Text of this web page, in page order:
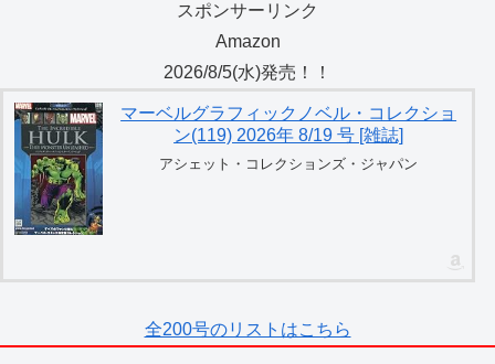
スポンサーリンク
Amazon
2026/8/5(水)発売！！
マーベルグラフィックノベル・コレクショ
ン(119) 2026年 8/19 号 [雑誌]
アシェット・コレクションズ・ジャパン
全200号のリストはこちら